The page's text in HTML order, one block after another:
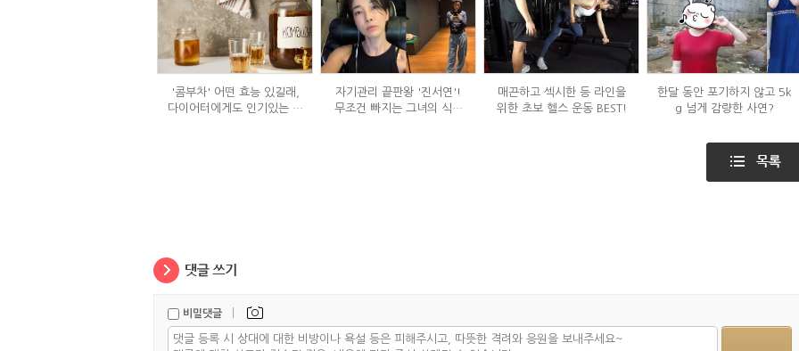
'콤부차' 어떤 효능 있길래,
다이어터에게도 인기있는 걸
자기관리 끝판왕 '진서연'!
무조건 빠지는 그녀의 식단
매끈하고 섹시한 등 라인을
위한 초보 헬스 운동 BEST!
한달 동안 포기하지 않고 5k
g 넘게 감량한 사연?
비밀댓글